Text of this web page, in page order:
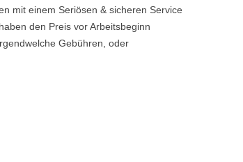
mit einem Seriösen & sicheren Service
den Preis vor Arbeitsbeginn
Gebühren, oder